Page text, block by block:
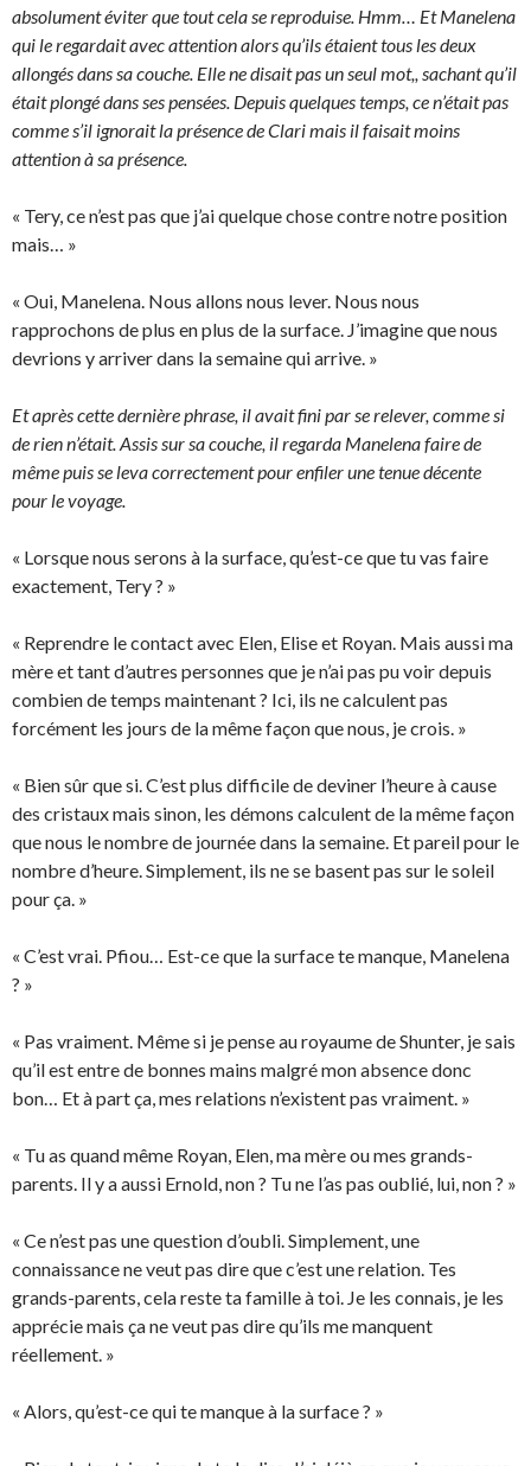
absolument éviter que tout cela se reproduise. Hmm… Et Manelena
qui le regardait avec attention alors qu’ils étaient tous les deux
allongés dans sa couche. Elle ne disait pas un seul mot,, sachant qu’il
était plongé dans ses pensées. Depuis quelques temps, ce n’était pas
comme s’il ignorait la présence de Clari mais il faisait moins
attention à sa présence.
« Tery, ce n’est pas que j’ai quelque chose contre notre position
mais… »
« Oui, Manelena. Nous allons nous lever. Nous nous
rapprochons de plus en plus de la surface. J’imagine que nous
devrions y arriver dans la semaine qui arrive. »
Et après cette dernière phrase, il avait fini par se relever, comme si
de rien n’était. Assis sur sa couche, il regarda Manelena faire de
même puis se leva correctement pour enfiler une tenue décente
pour le voyage.
« Lorsque nous serons à la surface, qu’est-ce que tu vas faire
exactement, Tery ? »
« Reprendre le contact avec Elen, Elise et Royan. Mais aussi ma
mère et tant d’autres personnes que je n’ai pas pu voir depuis
combien de temps maintenant ? Ici, ils ne calculent pas
forcément les jours de la même façon que nous, je crois. »
« Bien sûr que si. C’est plus difficile de deviner l’heure à cause
des cristaux mais sinon, les démons calculent de la même façon
que nous le nombre de journée dans la semaine. Et pareil pour le
nombre d’heure. Simplement, ils ne se basent pas sur le soleil
pour ça. »
« C’est vrai. Pfiou… Est-ce que la surface te manque, Manelena
? »
« Pas vraiment. Même si je pense au royaume de Shunter, je sais
qu’il est entre de bonnes mains malgré mon absence donc
bon… Et à part ça, mes relations n’existent pas vraiment. »
« Tu as quand même Royan, Elen, ma mère ou mes grands-
parents. Il y a aussi Ernold, non ? Tu ne l’as pas oublié, lui, non ? »
« Ce n’est pas une question d’oubli. Simplement, une
connaissance ne veut pas dire que c’est une relation. Tes
grands-parents, cela reste ta famille à toi. Je les connais, je les
apprécie mais ça ne veut pas dire qu’ils me manquent
réellement. »
« Alors, qu’est-ce qui te manque à la surface ? »